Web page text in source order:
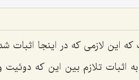
این لازمى كه در اینجا اثبات
اثبات تلازم بین این كه